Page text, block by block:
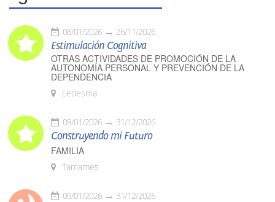
08/01/2026 26/11/2026
Estimulación Cognitiva
OTRAS ACTIVIDADES DE PROMOCIÓN DE LA
AUTONOMÍA PERSONAL Y PREVENCIÓN DE LA
DEPENDENCIA
Ledesma
09/01/2026 31/12/2026
Construyendo mi Futuro
FAMILIA
Tamames
09/01/2026 31/12/2026